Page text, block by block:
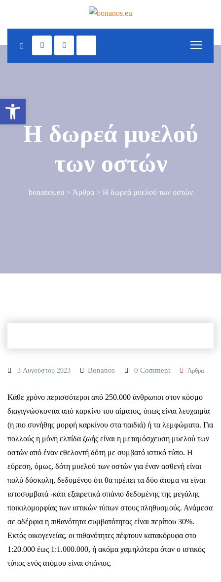
p
Η δωρεά μυελού
των οστών
bonanos.eu> Άρθρα> Η δωρεά μυελού των οστών
3 Αυγούστου 2023 Bonanos 0 Comment Άρθρα
Κάθε χρόνο περισσότεροι από 250.000 άνθρωποι στον κόσμο
διαγιγνώσκονται από καρκίνο του αίματος, όπως είναι λευχαιμία
(η πιο συνήθης μορφή καρκίνου στα παιδιά) ή τα λεμφώματα. Για
πολλούς η μόνη ελπίδα ζωής είναι η μεταμόσχευση μυελού των
οστών από έναν εθελοντή δότη με συμβατό ιστικό τύπο. Η
εύρεση, όμως, δότη μυελού των οστών για έναν ασθενή είναι
πολύ δύσκολη, δεδομένου ότι θα πρέπει τα δύο άτομα να είναι
ιστοσυμβατά -κάτι εξαιρετικά σπάνιο δεδομένης της μεγάλης
ποικιλομορφίας των ιστικών τύπων στους πληθυσμούς. Ανάμεσα
σε αδέρφια η πιθανότητα συμβατότητας είναι περίπου 30%.
Εκτός οικογενείας, οι πιθανότητες πέφτουν κατακόρυφα στο
1:20.000 έως 1:1.000.000, ή ακόμα χαμηλότερα όταν ο ιστικός
τύπος ενός ατόμου είναι σπάνιος.
Ανοίξτε τη γραμμή εργαλείων